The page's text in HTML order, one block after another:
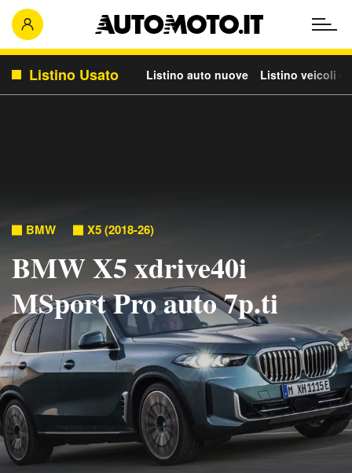
Listino Usato Listino auto nuove Listino veicoli
BMW X5 (2018-26)
BMW X5 xdrive40i
MSport Pro auto 7p.ti